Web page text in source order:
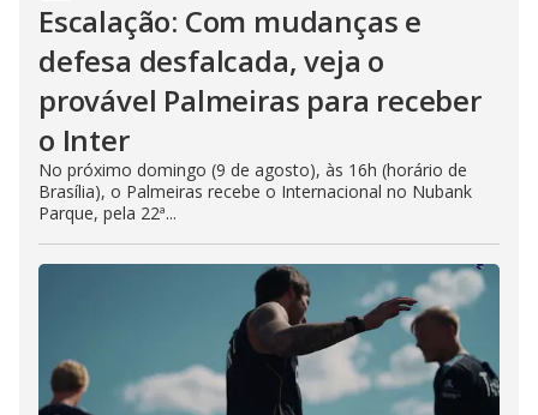
Escalação: Com mudanças e
defesa desfalcada, veja o
provável Palmeiras para receber
o Inter
No próximo domingo (9 de agosto), às 16h (horário de
Brasília), o Palmeiras recebe o Internacional no Nubank
Parque, pela 22ª...